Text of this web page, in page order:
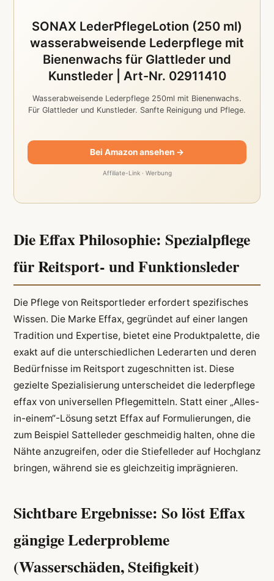
SONAX LederPflegeLotion (250 ml)
wasserabweisende Lederpflege mit
Bienenwachs für Glattleder und
Kunstleder | Art-Nr. 02911410
Wasserabweisende Lederpflege 250ml mit Bienenwachs.
Für Glattleder und Kunstleder. Sanfte Reinigung und Pflege.
Bei Amazon ansehen →
Affiliate-Link · Werbung
Die Effax Philosophie: Spezialpflege
für Reitsport- und Funktionsleder
Die Pflege von Reitsportleder erfordert spezifisches
Wissen. Die Marke Effax, gegründet auf einer langen
Tradition und Expertise, bietet eine Produktpalette, die
exakt auf die unterschiedlichen Lederarten und deren
Bedürfnisse im Reitsport zugeschnitten ist. Diese
gezielte Spezialisierung unterscheidet die lederpflege
effax von universellen Pflegemitteln. Statt einer „Alles-
in-einem“-Lösung setzt Effax auf Formulierungen, die
zum Beispiel Sattelleder geschmeidig halten, ohne die
Nähte anzugreifen, oder die Stiefelleder auf Hochglanz
bringen, während sie es gleichzeitig imprägnieren.
Sichtbare Ergebnisse: So löst Effax
gängige Lederprobleme
(Wasserschäden, Steifigkeit)